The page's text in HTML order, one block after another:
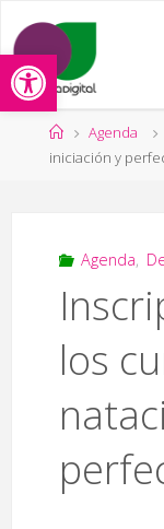
Abrir
contenido
Página
de
Agenda
iniciación y
Agenda,
los